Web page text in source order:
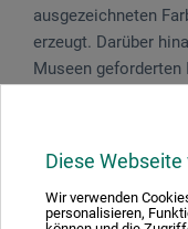
Diese
Wir verwenden
personalisieren,
ausgezeichneten
erzeugt. Darüber
Museen geforderten
außergewöhnlichen